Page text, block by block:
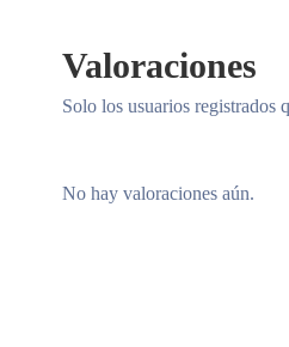
Valoraciones
No hay valoraciones aún.
Solo los usuarios registrados